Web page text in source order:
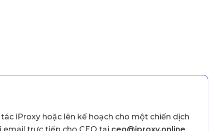
iProxy hoặc lên kế hoạch cho một chiến dịch